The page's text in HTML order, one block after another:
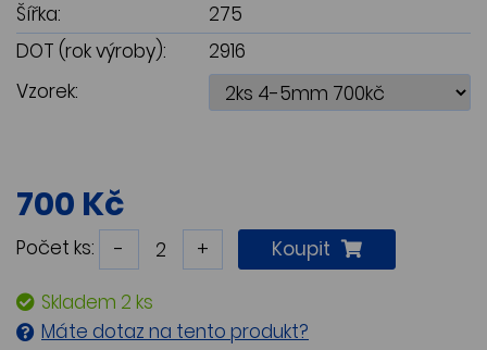
Šířka:
275
DOT (rok výroby):
2916
Vzorek:
700 Kč
Počet ks: - + Koupit
Skladem 2 ks
Máte dotaz na tento produkt?